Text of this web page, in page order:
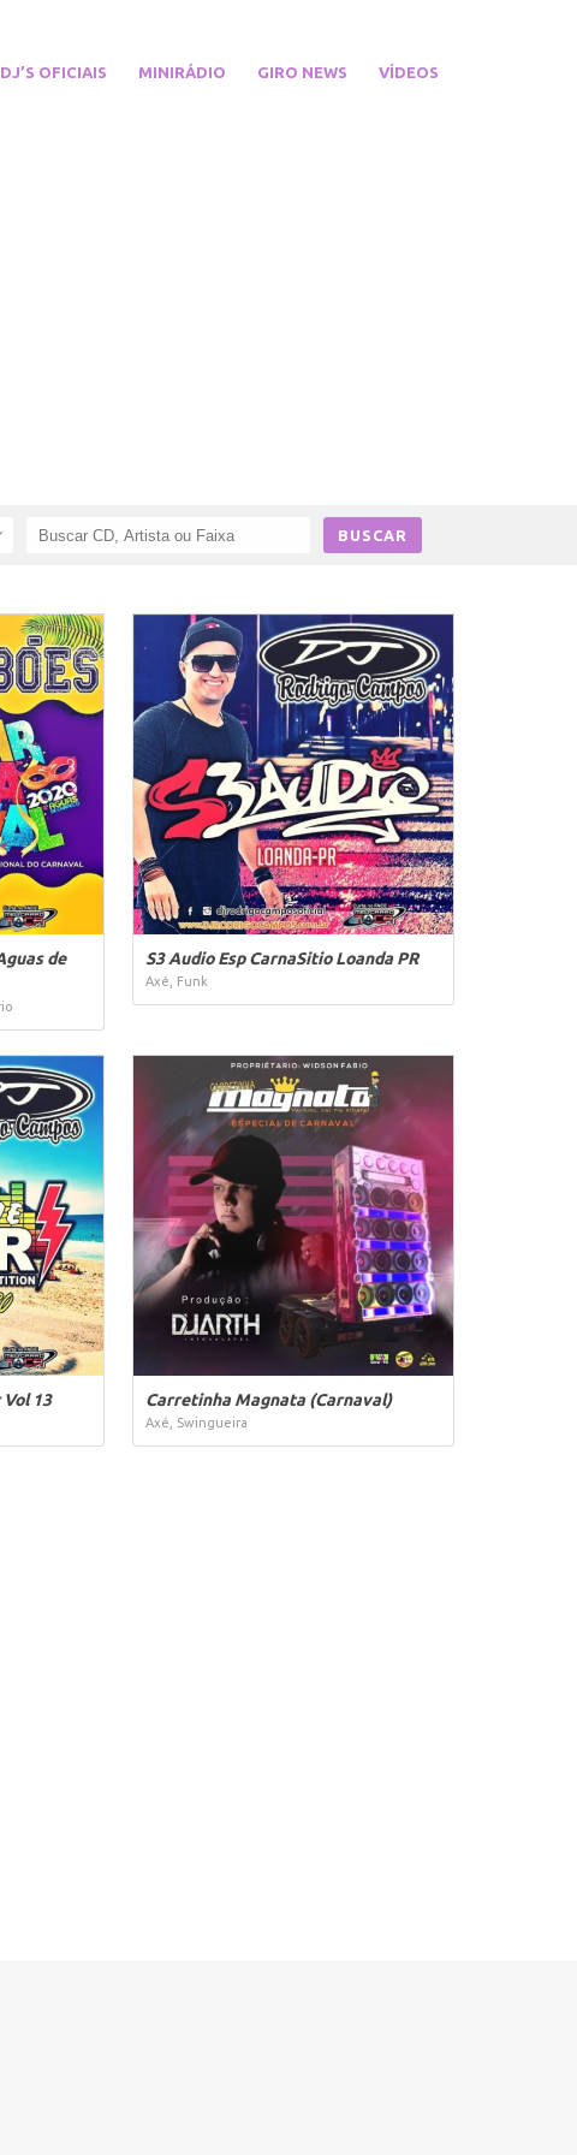
DJ’S OFICIAIS MINIRÁDIO GIRO NEWS VÍDEOS
de
S3 Audio Esp CarnaSitio Loanda PR
Axé, Funk
13 Carretinha Magnata (Carnaval)
Axé, Swingueira